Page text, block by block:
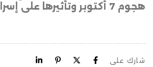
هجوم 7 أكتوبر وتأثيرها على إسرائيل.
شارك على